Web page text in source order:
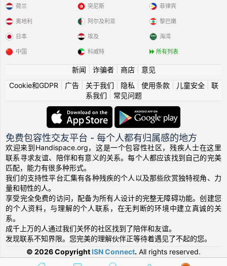
荷兰
奥地利
日本
中国
突尼斯
阿尔及利亚
埃及
科威特
菲律宾
黎巴嫩
海湾
所有列表
新闻 诈骗者| 商店| 意见
Cookie和GDPR
广告| 关于我们 隐私 使用条款| 儿童安全| 联
系我们
常见问题
免费包容性交友平台 - 每个人都有归属感的地方
欢迎来到Handispace.org，这是一个包容性社区，残疾人士在这里
联系寻求友谊、陪伴和有意义的关系。每个人都应该找到自己的完美
匹配，能力有很多种形式。
我们的支持性平台汇集有各种残疾的个人以及那些欣赏独特视角、力
量和韧性的人。
享受完全免费的访问，配备为所有人设计的完整无障碍功能。创建您
的个人资料，与理解的个人联系，在无判断的环境中建立真诚的关
系。
成千上万的人通过我们关怀的社区找到了陪伴和友谊。
发现联系不知界限。您完美的理解伙伴正等待着遇见了不起的您。
© 2026 Copyright ISN Connect. All rights reserved.